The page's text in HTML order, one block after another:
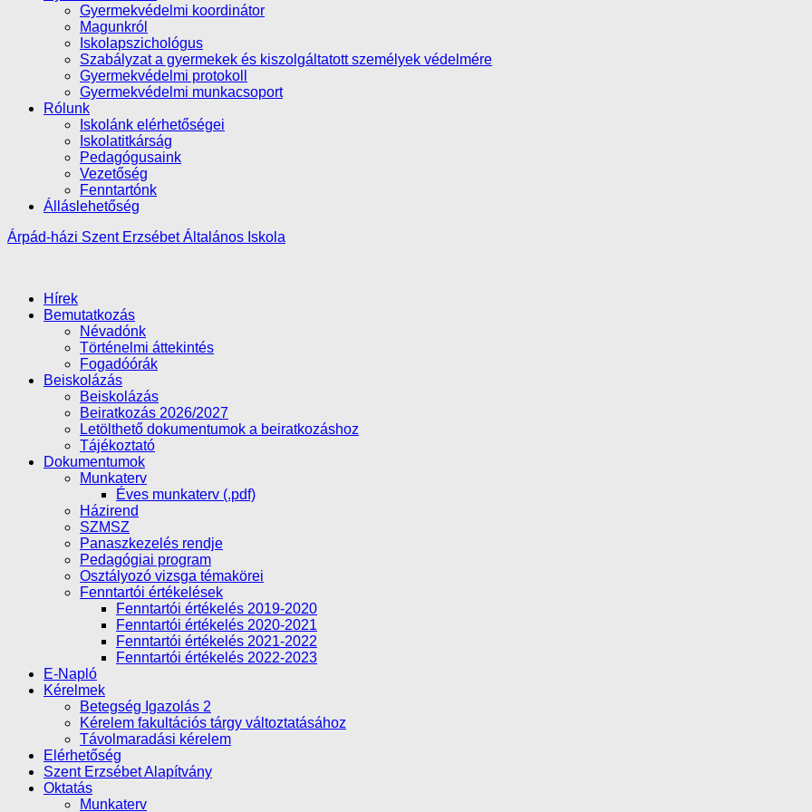
Gyermekvédelmi koordinátor
Magunkról
Iskolapszichológus
Szabályzat a gyermekek és kiszolgáltatott személyek védelmére
Gyermekvédelmi protokoll
Gyermekvédelmi munkacsoport
Rólunk
Iskolánk elérhetőségei
Iskolatitkárság
Pedagógusaink
Vezetőség
Fenntartónk
Álláslehetőség
Árpád-házi Szent Erzsébet Általános Iskola
Hírek
Bemutatkozás
Névadónk
Történelmi áttekintés
Fogadóórák
Beiskolázás
Beiskolázás
Beiratkozás 2026/2027
Letölthető dokumentumok a beiratkozáshoz
Tájékoztató
Dokumentumok
Munkaterv
Éves munkaterv (.pdf)
Házirend
SZMSZ
Panaszkezelés rendje
Pedagógiai program
Osztályozó vizsga témakörei
Fenntartói értékelések
Fenntartói értékelés 2019-2020
Fenntartói értékelés 2020-2021
Fenntartói értékelés 2021-2022
Fenntartói értékelés 2022-2023
E-Napló
Kérelmek
Betegség Igazolás 2
Kérelem fakultációs tárgy változtatásához
Távolmaradási kérelem
Elérhetőség
Szent Erzsébet Alapítvány
Oktatás
Munkaterv